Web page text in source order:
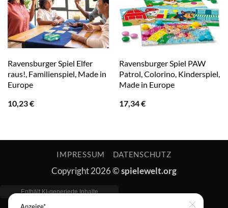
Ravensburger Spiel Elfer
raus!, Familienspiel, Made in
Europe
10,23€
Ravensburger Spiel PAW
Patrol, Colorino, Kinderspiel,
Made in Europe
17,34€
IMPRESSUM DATENSCHUTZ
Copyright 2026 ©spielewelt.org
Anzeige*